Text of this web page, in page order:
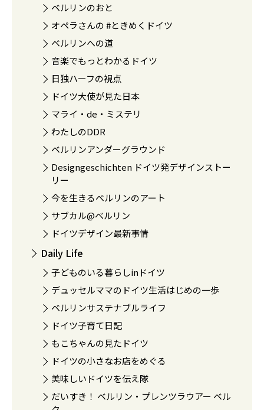
ベルリンのおと
オペラさんの #ときめくドイツ
ベルリンへの道
音楽でもっとわかるドイツ
日独ハーフの視点
ドイツ大使が見た日本
マライ・de・ミステリ
わたしのDDR
ベルリンアンダーグラウンド
Designgeschichten ドイツ発デザインストー
リー
今を生きるベルリンのアート
サブカル@ベルリン
ドイツデザイン最新事情
Daily Life
子どものいる暮らしinドイツ
デュッセルママのドイツ生活はじめの一歩
ベルリンサステナブルライフ
ドイツ子育て日記
もこちゃんの見たドイツ
ドイツの小さなお店をめぐる
美味しいドイツを伝え隊
だいすき！ ベルリン・プレンツラウアー ベル